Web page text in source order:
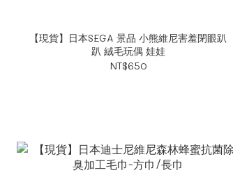
【現貨】日本SEGA 景品 小熊維尼害羞閉眼趴
趴 絨毛玩偶 娃娃
NT$650